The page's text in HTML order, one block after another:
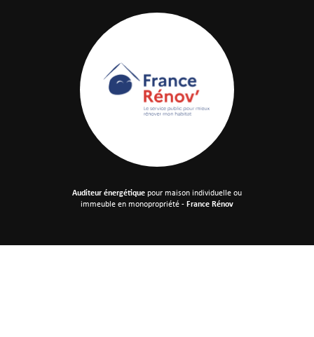
Auditeur énergétiquepour maison individuelleou
immeuble en monopropriété -France Rénov